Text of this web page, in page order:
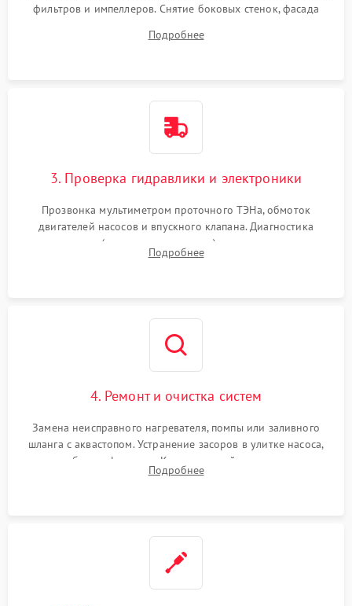
фильтров и импеллеров. Снятие боковых стенок, фасада
циркуляционному насосу, ТЭНу и сливной помпе.
Подробнее
3. Проверка гидравлики и электроники
Прозвонка мультиметром проточного ТЭНа, обмоток
двигателей насосов и впускного клапана. Диагностика
прессостата (датчика уровня воды), датчика мутности,
концевика дверцы и электронного модуля управления.
Подробнее
4. Ремонт и очистка систем
Замена неисправного нагревателя, помпы или заливного
шланга с аквастопом. Устранение засоров в улитке насоса,
патрубках и фильтрах. Компонентный ремонт платы
управления, восстановление поврежденной проводки.
Подробнее